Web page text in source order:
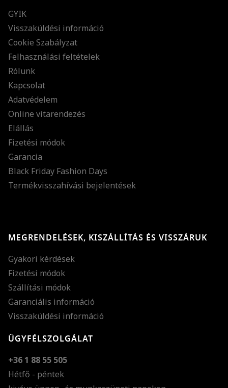
GYIK
Visszaküldési információ
Cookie Szabályzat
Felhasználási feltételek
Rólunk
Kapcsolat
Adatvédelem
Online vitarendezés
Elállás
Fizetési módok
Garancia
Black Friday Fashion Days
Termékvisszahívási bejelentések
MEGRENDELÉSEK, KISZÁLLÍTÁS ÉS VISSZÁRUK
Gyakori kérdések
Fizetési módok
Szállítási módok
Garanciális információ
Visszaküldési információ
ÜGYFÉLSZOLGÁLAT
+36 1 88 55 505
Hétfő - péntek